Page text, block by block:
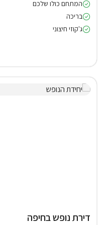
המתחם כולו שלכם
בריכה
ג'קוזי חיצוני
דירת נופש בחיפה